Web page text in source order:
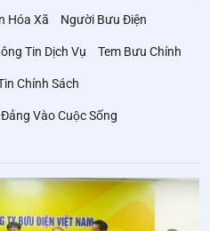
Hóa Xã Người Bưu Điện
Tin Dịch Vụ Tem Bưu Chính
Chính Sách
Vào Cuộc Sống